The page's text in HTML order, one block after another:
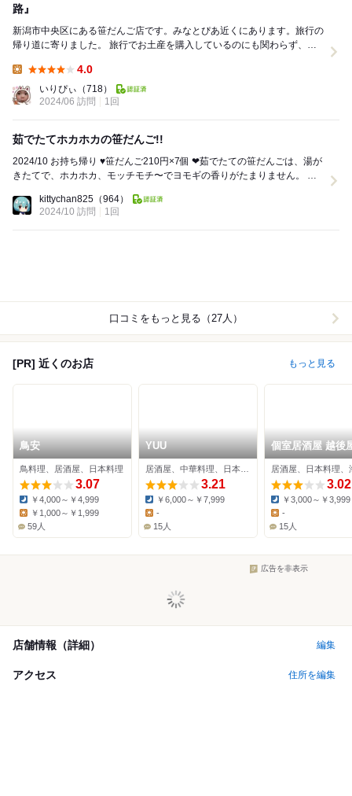
路』
新潟市中央区にある笹だんご店です。みなとぴあ近くにあります。旅行の
帰り道に寄りました。 旅行でお土産を購入しているのにも関わらず、や
4.0
いりぴぃ （718）
2024/06 訪問
1回
茹でたてホカホカの笹だんご!!
2024/10 お持ち帰り ♥笹だんご210円×7個 ❤茹でたての笹だんごは、湯が
きたてで、ホカホカ、モッチモチ〜でヨモギの香りがたまりません。 中
kittychan825 （964）
2024/10 訪問
1回
口コミをもっと見る（27人）
[PR] 近くのお店 もっと見る
鳥安
鳥料理、居酒屋、日本料理
3.07
Dinner:
￥4,000～￥4,999
Lunch:
￥1,000～￥1,999
59人
YUU
3.21
Dinner:
￥6,000～￥7,999
Lunch:
-
15人
個室居酒屋 越後
潟店
居酒屋、日本料理、
3.02
Dinner:
￥3,000～￥3,999
Lunch:
-
15人
広告を非表示
店舗情報（詳細） 編集
アクセス 住所を編集